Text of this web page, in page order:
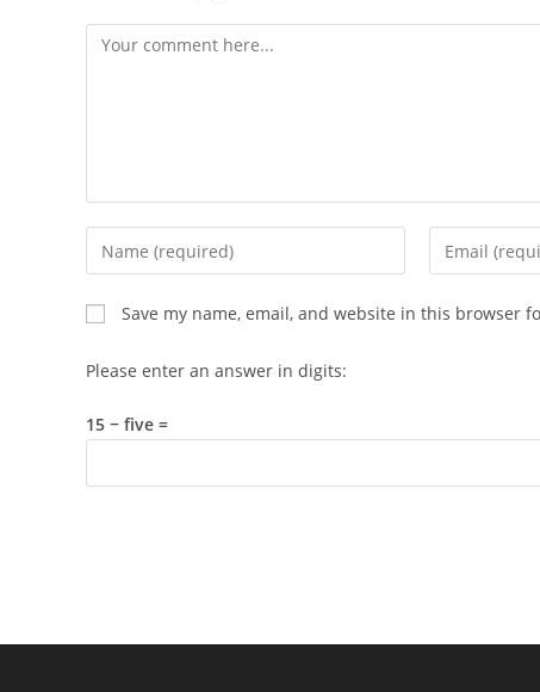
Comment
Enter
your
name
or
username
comment
Enter
your
Save my name, email, and website in this browser
Please enter an answer in digits:
15 − five =